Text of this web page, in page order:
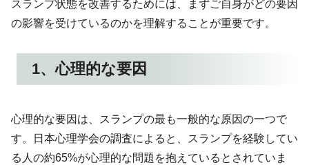
スランプ状態を改善するためには、まずご自身がどの要因
の影響を受けているのかを理解することが重要です。
1、心理的な要因
心理的な要因は、スランプの最も一般的な原因の一つで
す。日本心理学会の調査によると、スランプを経験してい
る人の約65%が心理的な問題を抱えているとされていま